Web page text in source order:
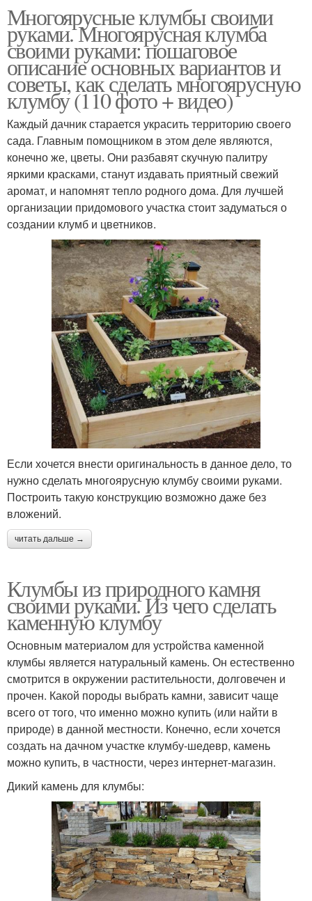
Многоярусные клумбы своими
руками. Многоярусная клумба
своими руками: пошаговое
описание основных вариантов и
советы, как сделать многоярусную
клумбу (110 фото + видео)
Каждый дачник старается украсить территорию своего
сада. Главным помощником в этом деле являются,
конечно же, цветы. Они разбавят скучную палитру
яркими красками, станут издавать приятный свежий
аромат, и напомнят тепло родного дома. Для лучшей
организации придомового участка стоит задуматься о
создании клумб и цветников.
Если хочется внести оригинальность в данное дело, то
нужно сделать многоярусную клумбу своими руками.
Построить такую конструкцию возможно даже без
вложений.
читать дальше →
Клумбы из природного камня
своими руками. Из чего сделать
каменную клумбу
Основным материалом для устройства каменной
клумбы является натуральный камень. Он естественно
смотрится в окружении растительности, долговечен и
прочен. Какой породы выбрать камни, зависит чаще
всего от того, что именно можно купить (или найти в
природе) в данной местности. Конечно, если хочется
создать на дачном участке клумбу-шедевр, камень
можно купить, в частности, через интернет-магазин.
Дикий камень для клумбы: